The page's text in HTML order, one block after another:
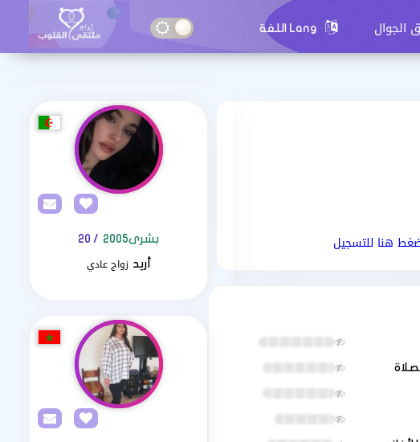
الجوال Lang اللغة
هنا للتسجيل بشرى2005 / 20
أريد زواج عادي